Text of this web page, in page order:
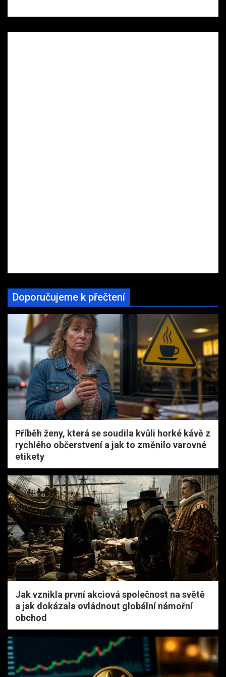
Doporučujeme k přečtení
Příběh ženy, která se soudila kvůli horké kávě z
rychlého občerstvení a jak to změnilo varovné
etikety
Jak vznikla první akciová společnost na světě
a jak dokázala ovládnout globální námořní
obchod